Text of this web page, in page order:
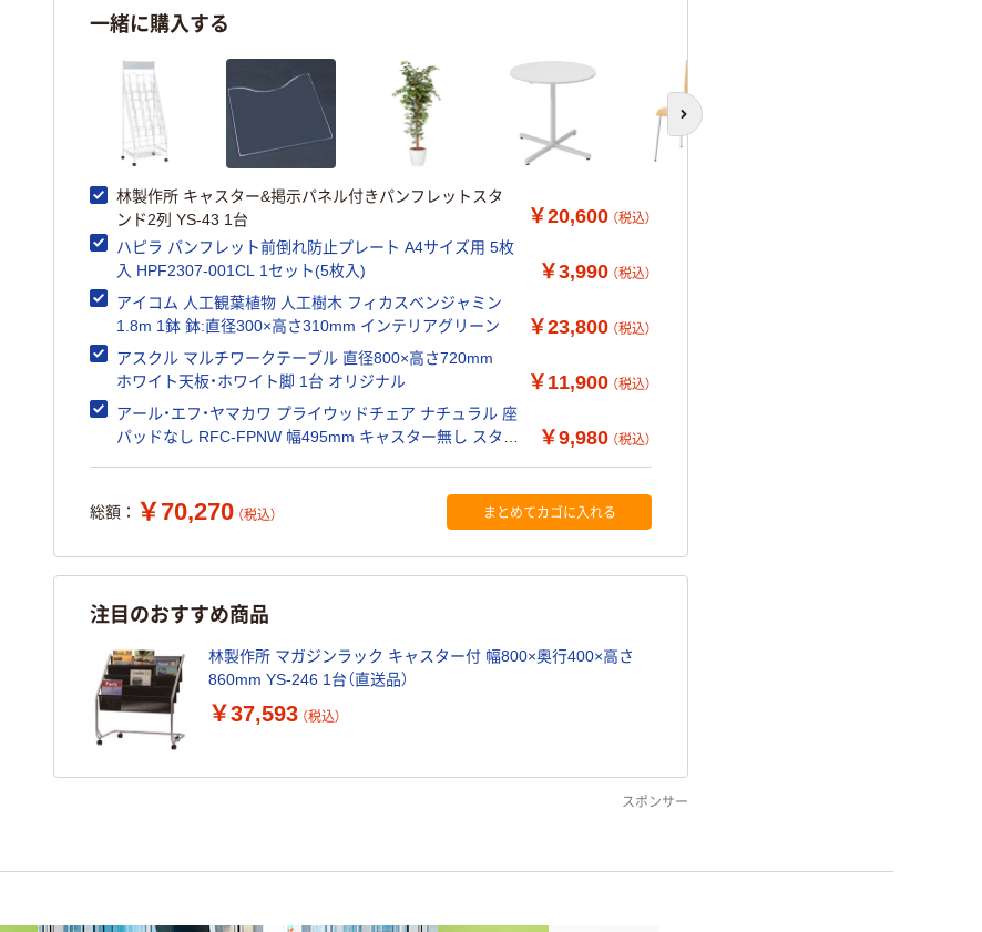
一緒に購入する
次のスライドへ
林製作所 キャスター&掲示パネル付きパンフレットスタ
ンド2列 YS-43 1台
￥20,600 （税込）
ハピラ パンフレット前倒れ防止プレート A4サイズ用 5枚
入 HPF2307-001CL 1セット(5枚入)
￥3,990 （税込）
アイコム 人工観葉植物 人工樹木 フィカスベンジャミン
1.8m 1鉢 鉢:直径300×高さ310mm インテリアグリーン
￥23,800 （税込）
アスクル マルチワークテーブル 直径800×高さ720mm
ホワイト天板・ホワイト脚 1台 オリジナル
￥11,900 （税込）
アール・エフ・ヤマカワ プライウッドチェア ナチュラル 座
パッドなし RFC-FPNW 幅495mm キャスター無し スタッ
￥9,980 （税込）
総額： ￥70,270 （税込） まとめてカゴに入れる
注目のおすすめ商品
林製作所 マガジンラック キャスター付 幅800×奥行400×高さ
860mm YS-246 1台（直送品）
￥37,593 （税込）
スポンサー